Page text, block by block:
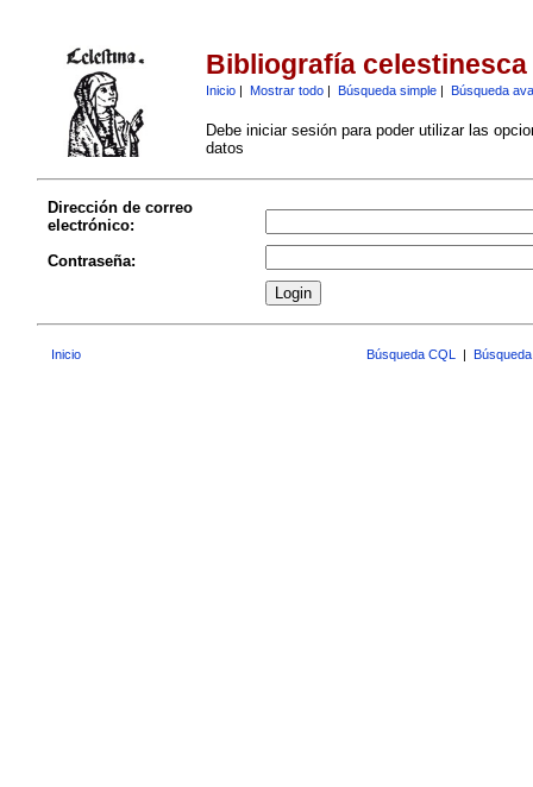
Bibliografía celestinesca
Inicio| Mostrar todo| Búsqueda simple| Búsqueda
Debe iniciar sesión para poder utilizar las
datos
Dirección de correo
electrónico:
Contraseña:
Inicio Búsqueda CQL |